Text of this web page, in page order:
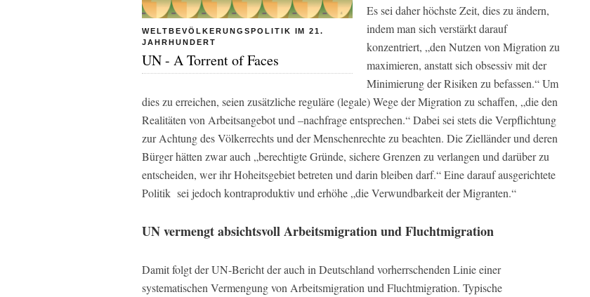
WELTBEVÖLKERUNGSPOLITIK IM 21.
JAHRHUNDERT
UN - A Torrent of Faces
Es sei daher höchste Zeit, dies zu ändern,
indem man sich verstärkt darauf
konzentriert, „den Nutzen von Migration zu
maximieren, anstatt sich obsessiv mit der
Minimierung der Risiken zu befassen.“ Um
dies zu erreichen, seien zusätzliche reguläre (legale) Wege der Migration zu schaffen, „die den
Realitäten von Arbeitsangebot und –nachfrage entsprechen.“ Dabei sei stets die Verpflichtung
zur Achtung des Völkerrechts und der Menschenrechte zu beachten. Die Zielländer und deren
Bürger hätten zwar auch „berechtigte Gründe, sichere Grenzen zu verlangen und darüber zu
entscheiden, wer ihr Hoheitsgebiet betreten und darin bleiben darf.“ Eine darauf ausgerichtete
Politik sei jedoch kontraproduktiv und erhöhe „die Verwundbarkeit der Migranten.“
UN vermengt absichtsvoll Arbeitsmigration und Fluchtmigration
Damit folgt der UN-Bericht der auch in Deutschland vorherrschenden Linie einer
systematischen Vermengung von Arbeitsmigration und Fluchtmigration. Typische